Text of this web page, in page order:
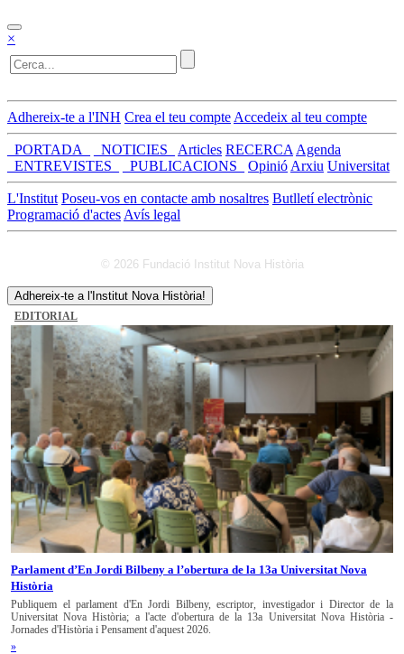
×
Adhereix-te a l'INH Crea el teu compte Accedeix al teu compte
_PORTADA_ _NOTICIES_ Articles RECERCA Agenda
_ENTREVISTES_
_PUBLICACIONS_ Opinió Arxiu Universitat
L'Institut Poseu-vos en contacte amb nosaltres Butlletí electrònic
Programació d'actes Avís legal
© 2026 Fundació Institut Nova Història
Adhereix-te a l'Institut Nova Història!
EDITORIAL
Parlament d’En Jordi Bilbeny a l’obertura de la 13a Universitat Nova
Història
Publiquem el parlament d'En Jordi Bilbeny, escriptor, investigador i Director de la
Universitat Nova Història; a l'acte d'obertura de la 13a Universitat Nova Història -
Jornades d'Història i Pensament d'aquest 2026.
»